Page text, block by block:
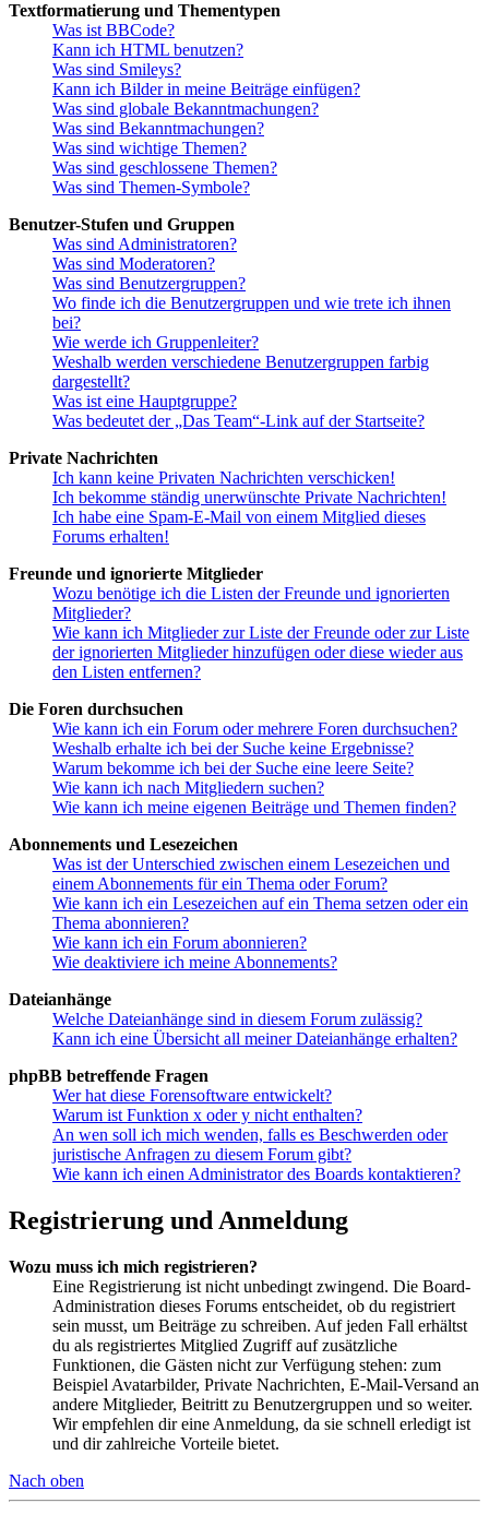
Textformatierung und Thementypen
Was ist BBCode?
Kann ich HTML benutzen?
Was sind Smileys?
Kann ich Bilder in meine Beiträge einfügen?
Was sind globale Bekanntmachungen?
Was sind Bekanntmachungen?
Was sind wichtige Themen?
Was sind geschlossene Themen?
Was sind Themen-Symbole?
Benutzer-Stufen und Gruppen
Was sind Administratoren?
Was sind Moderatoren?
Was sind Benutzergruppen?
Wo finde ich die Benutzergruppen und wie trete ich ihnen
bei?
Wie werde ich Gruppenleiter?
Weshalb werden verschiedene Benutzergruppen farbig
dargestellt?
Was ist eine Hauptgruppe?
Was bedeutet der „Das Team“-Link auf der Startseite?
Private Nachrichten
Ich kann keine Privaten Nachrichten verschicken!
Ich bekomme ständig unerwünschte Private Nachrichten!
Ich habe eine Spam-E-Mail von einem Mitglied dieses
Forums erhalten!
Freunde und ignorierte Mitglieder
Wozu benötige ich die Listen der Freunde und ignorierten
Mitglieder?
Wie kann ich Mitglieder zur Liste der Freunde oder zur Liste
der ignorierten Mitglieder hinzufügen oder diese wieder aus
den Listen entfernen?
Die Foren durchsuchen
Wie kann ich ein Forum oder mehrere Foren durchsuchen?
Weshalb erhalte ich bei der Suche keine Ergebnisse?
Warum bekomme ich bei der Suche eine leere Seite?
Wie kann ich nach Mitgliedern suchen?
Wie kann ich meine eigenen Beiträge und Themen finden?
Abonnements und Lesezeichen
Was ist der Unterschied zwischen einem Lesezeichen und
einem Abonnements für ein Thema oder Forum?
Wie kann ich ein Lesezeichen auf ein Thema setzen oder ein
Thema abonnieren?
Wie kann ich ein Forum abonnieren?
Wie deaktiviere ich meine Abonnements?
Dateianhänge
Welche Dateianhänge sind in diesem Forum zulässig?
Kann ich eine Übersicht all meiner Dateianhänge erhalten?
phpBB betreffende Fragen
Wer hat diese Forensoftware entwickelt?
Warum ist Funktion x oder y nicht enthalten?
An wen soll ich mich wenden, falls es Beschwerden oder
juristische Anfragen zu diesem Forum gibt?
Wie kann ich einen Administrator des Boards kontaktieren?
Registrierung und Anmeldung
Wozu muss ich mich registrieren?
Eine Registrierung ist nicht unbedingt zwingend. Die Board-
Administration dieses Forums entscheidet, ob du registriert
sein musst, um Beiträge zu schreiben. Auf jeden Fall erhältst
du als registriertes Mitglied Zugriff auf zusätzliche
Funktionen, die Gästen nicht zur Verfügung stehen: zum
Beispiel Avatarbilder, Private Nachrichten, E-Mail-Versand an
andere Mitglieder, Beitritt zu Benutzergruppen und so weiter.
Wir empfehlen dir eine Anmeldung, da sie schnell erledigt ist
und dir zahlreiche Vorteile bietet.
Nach oben